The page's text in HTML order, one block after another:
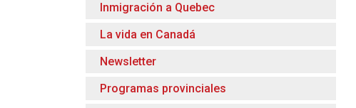
Inmigración a Quebec
La vida en Canadá
Newsletter
Programas provinciales